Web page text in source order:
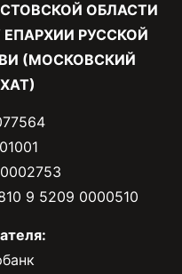
ОБЛАСТИ
РУССКОЙ
(МОСКОВСКИЙ
9 5209 0000510